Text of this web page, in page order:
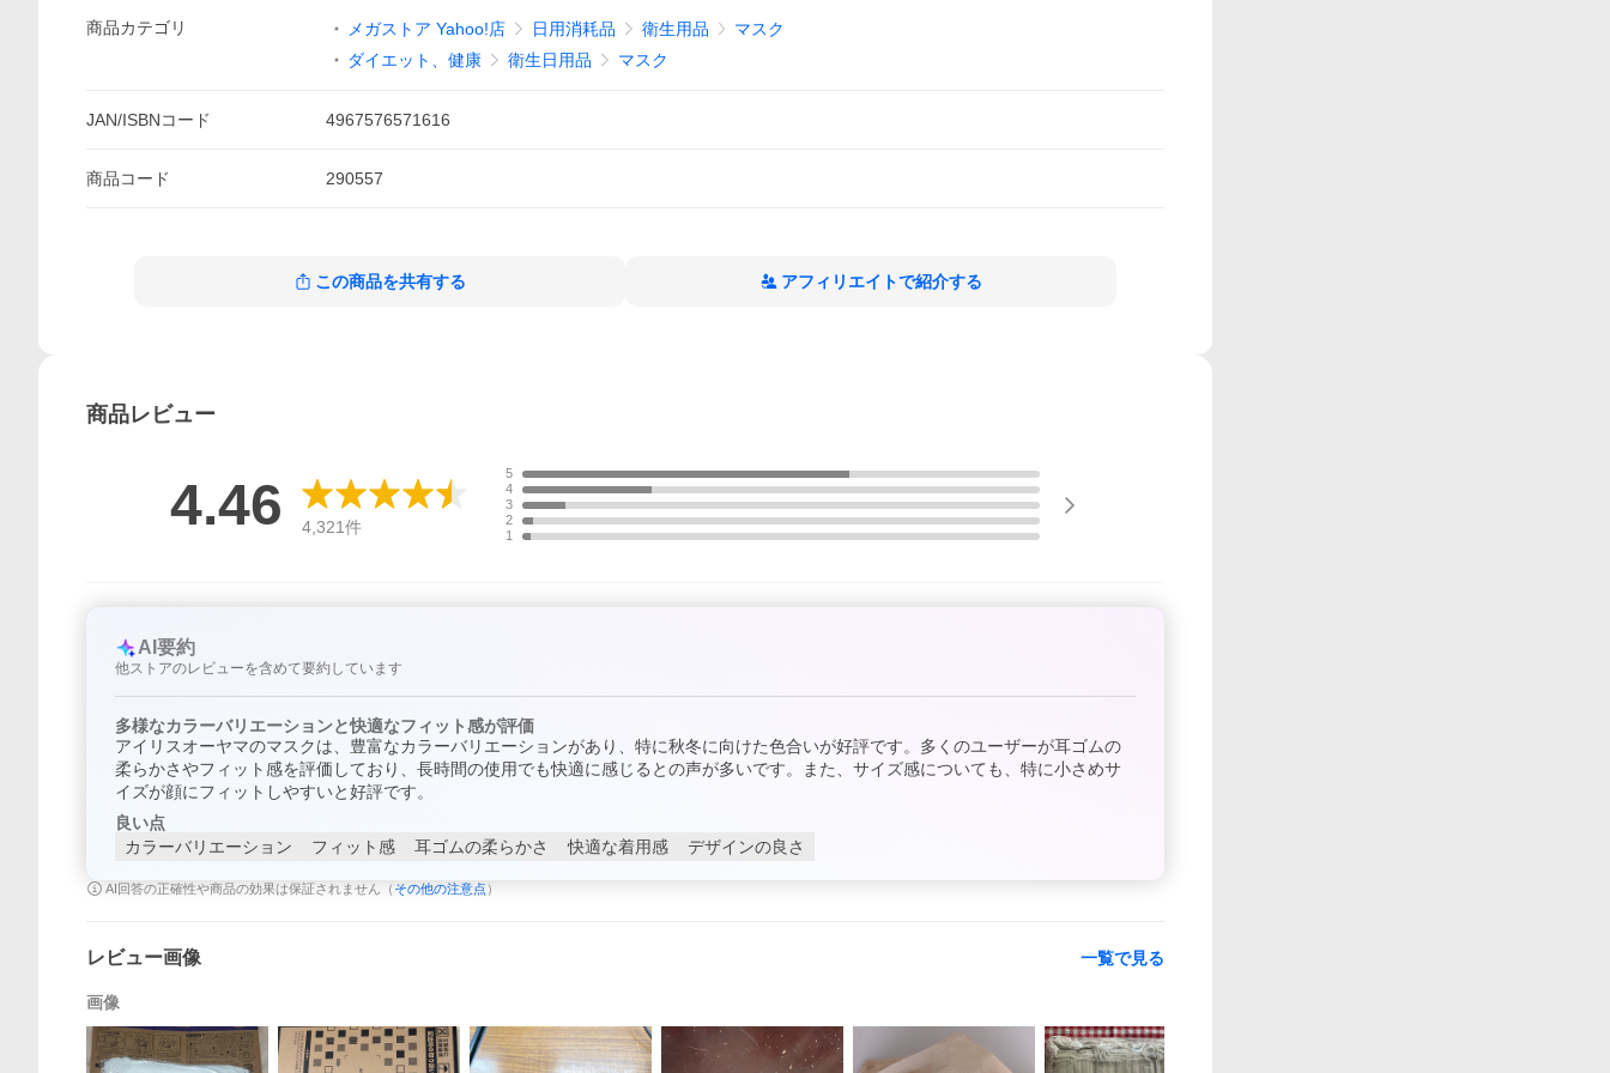
商品カテゴリ メガストア Yahoo!店 日用消耗品 衛生用品
マスク
ダイエット、健康
衛生日用品 マスク
JAN/ISBNコード 4967576571616
商品コード 290557
この商品を共有する アフィリエイトで紹介する
商品レビュー
4.46 4,321件
5
4
3
2
1
AI要約
他ストアのレビューを含めて要約しています
多様なカラーバリエーションと快適なフィット感が評価
アイリスオーヤマのマスクは、豊富なカラーバリエーションがあり、特に秋冬に向けた色合いが好評です。多くのユーザーが耳ゴムの
柔らかさやフィット感を評価しており、長時間の使用でも快適に感じるとの声が多いです。また、サイズ感についても、特に小さめサ
イズが顔にフィットしやすいと好評です。
良い点
カラーバリエーション
フィット感 耳ゴムの柔らかさ 快適な着用感 デザインの良さ
AI回答の正確性や商品の効果は保証されません（ その他の注意点 ）
レビュー画像 一覧で見る
画像